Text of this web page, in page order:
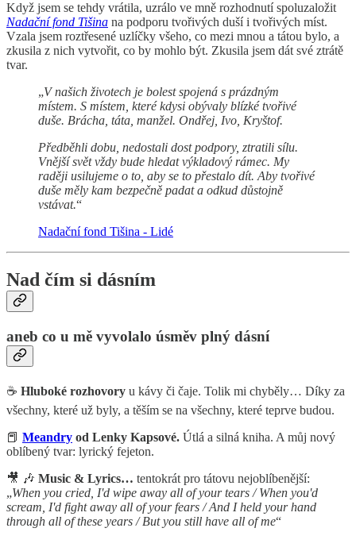
Když jsem se tehdy vrátila, uzrálo ve mně rozhodnutí spoluzaložit
Nadační fond Tišina na podporu tvořivých duší i tvořivých míst.
Vzala jsem roztřesené uzlíčky všeho, co mezi mnou a tátou bylo, a
zkusila z nich vytvořit, co by mohlo být. Zkusila jsem dát své ztrátě
tvar.
„V našich životech je bolest spojená s prázdným
místem. S místem, které kdysi obývaly blízké tvořivé
duše. Brácha, táta, manžel. Ondřej, Ivo, Kryštof.
Předběhli dobu, nedostali dost podpory, ztratili sílu.
Vnější svět vždy bude hledat výkladový rámec. My
raději usilujeme o to, aby se to přestalo dít. Aby tvořivé
duše měly kam bezpečně padat a odkud důstojně
vstávat.“
Nadační fond Tišina - Lidé
Nad čím si dásním
aneb co u mě vyvolalo úsměv plný dásní
☕ Hluboké rozhovory u kávy či čaje. Tolik mi chyběly… Díky za
všechny, které už byly, a těším se na všechny, které teprve budou.
📕 Meandry od Lenky Kapsové. Útlá a silná kniha. A můj nový
oblíbený tvar: lyrický fejeton.
🎥 🎶 Music & Lyrics… tentokrát pro tátovu nejoblíbenější:
„When you cried, I'd wipe away all of your tears / When you'd
scream, I'd fight away all of your fears / And I held your hand
through all of these years / But you still have all of me“